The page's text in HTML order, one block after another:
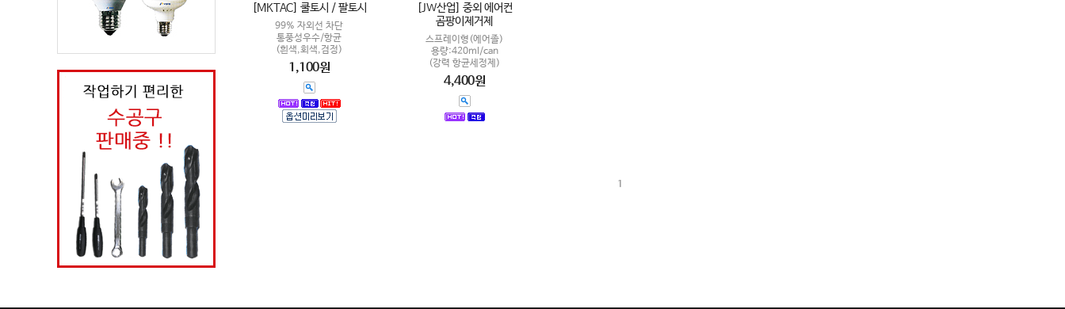
[MKTAC] 쿨토시 / 팔토시
99% 자외선 차단
통풍성우수/항균
(흰색,회색,검정)
1,100원
[JW산업] 중외 에어컨
곰팡이제거제
스프레이형(에어졸)
용량:420ml/can
(강력 항균세정제)
4,400원
1